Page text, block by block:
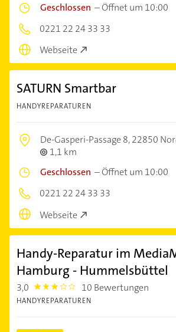
Geschlossen –Öffnet um 10:00
0221 22 24 33 33
Webseite
SATURN Smartbar
HANDYREPARATUREN
De-Gasperi-Passage 8,22850
1,1 km
Geschlossen –Öffnet um 10:00
0221 22 24 33 33
Webseite
Handy-Reparatur im
Hamburg - Hummelsbüttel
3,0 3.0 10 Bewertungen
HANDYREPARATUREN